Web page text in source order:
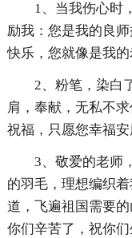
1、当我伤心时
励我：您是我的良
快乐，您就像是我的
2、粉笔，染白
肩，奉献，无私不
祝福，只愿您幸福
3、敬爱的老师
的羽毛，理想编织
道，飞遍祖国需要
你们辛苦了，祝你